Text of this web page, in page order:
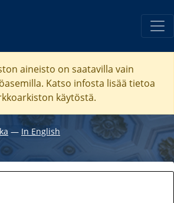
aineisto on saatavilla vain
Katso infosta lisää tietoa
käytöstä.
― In English